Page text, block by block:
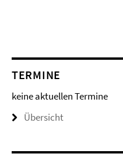
TERMINE
keine aktuellen Termine
Übersicht